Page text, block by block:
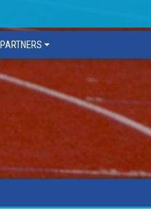
PARTNERS